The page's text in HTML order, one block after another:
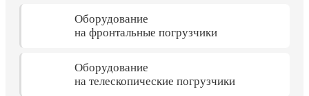
Оборудование
на фронтальные погрузчики
Оборудование
на телескопические погрузчики